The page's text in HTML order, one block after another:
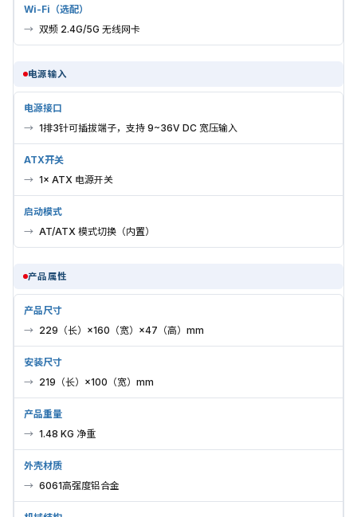
Wi-Fi（选配）
双频 2.4G/5G 无线网卡
电源输入
电源接口
1排3针可插拔端子，支持 9~36V DC 宽压输入
ATX开关
1× ATX 电源开关
启动模式
AT/ATX 模式切换（内置）
产品属性
产品尺寸
229（长）×160（宽）×47（高）mm
安装尺寸
219（长）×100（宽）mm
产品重量
1.48 KG 净重
外壳材质
6061高强度铝合金